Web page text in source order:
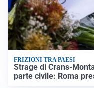
FRIZIONI TRA PAESI
Strage di Crans-
parte civile: Roma